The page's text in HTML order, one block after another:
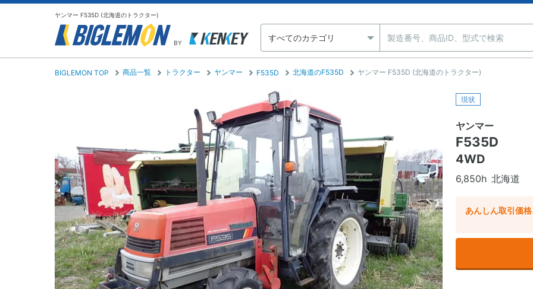
ヤンマー F535D (北海道のトラクター)
BY
BIGLEMON TOP 商品一覧 トラクター ヤンマー F535D 北海道のF535D ヤンマー F535D (北海道のトラクター)
現状
ヤンマー
F535D
4WD
6,850h 北海道
あんしん取引価格